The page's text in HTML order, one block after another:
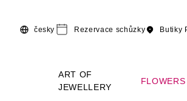
česky Rezervace schůzky Butiky
ART OF
JEWELLERY
FLOWERS